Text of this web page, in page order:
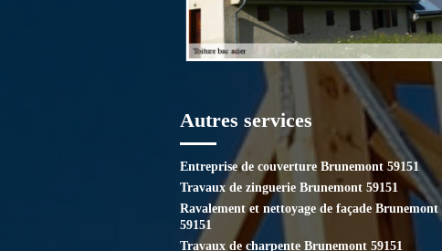
Autres services
Entreprise de couverture Brunemont 59151
Travaux de zinguerie Brunemont 59151
Ravalement et nettoyage de façade Brunemont
59151
Travaux de charpente Brunemont 59151